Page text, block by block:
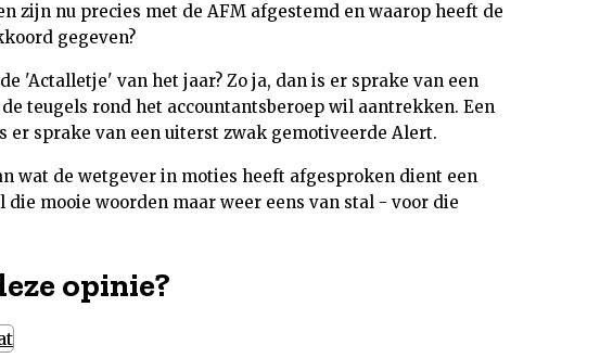
zijn nu precies met de AFM afgestemd en waarop heeft de
gegeven?
'Actalletje' van het jaar? Zo ja, dan is er sprake van een
teugels rond het accountantsberoep wil aantrekken. Een
er sprake van een uiterst zwak gemotiveerde Alert.
wat de wetgever in moties heeft afgesproken dient een
mooie woorden maar weer eens van stal - voor die
opinie?